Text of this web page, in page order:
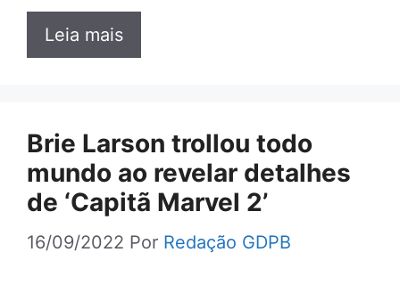
Leia mais
Brie Larson trollou todo
mundo ao revelar detalhes
de ‘Capitã Marvel 2’
16/09/2022 Por Redação GDPB